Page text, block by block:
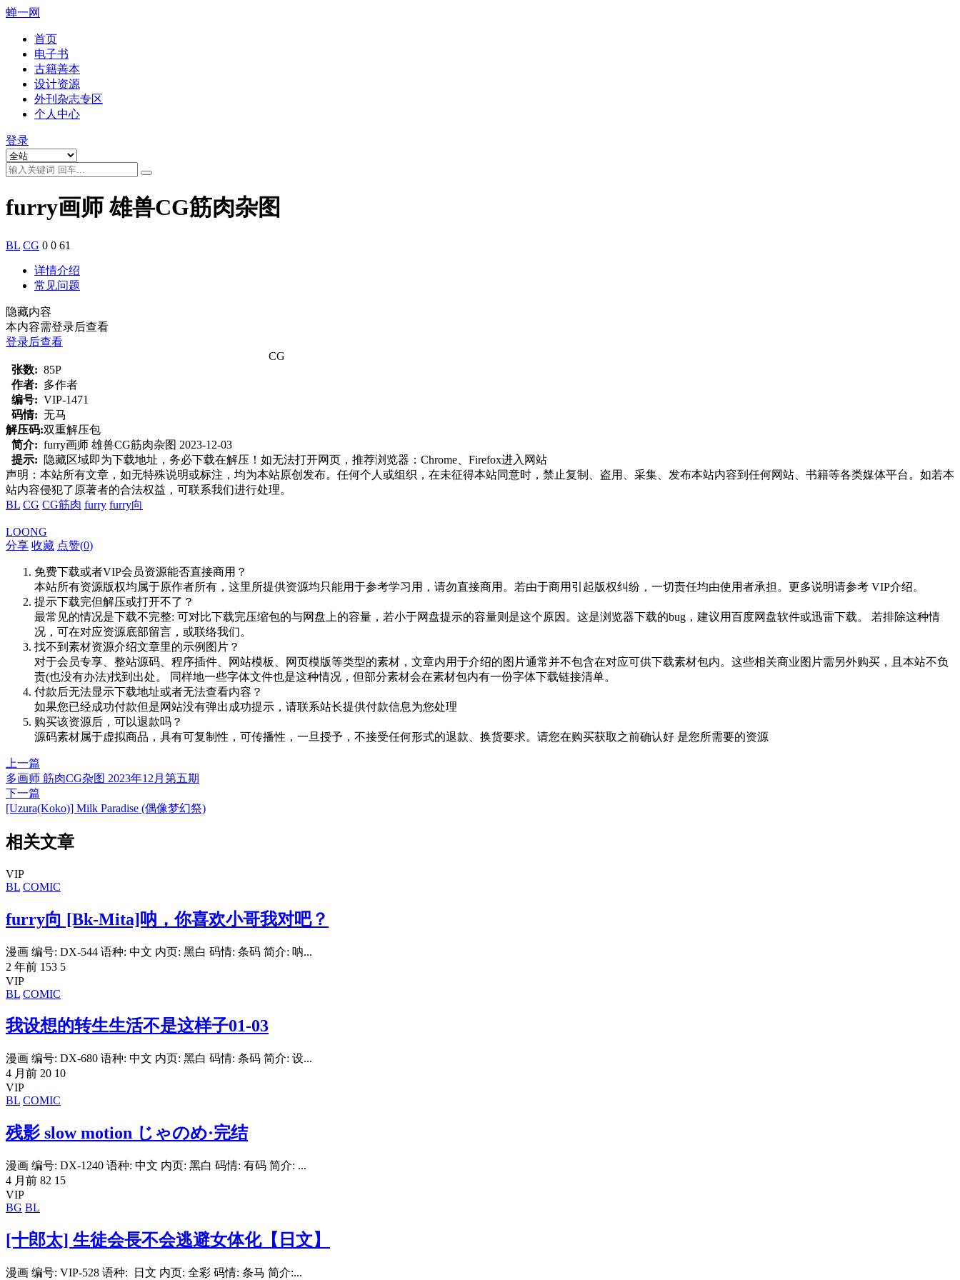
蝉一网
首页
电子书
古籍善本
设计资源
外刊杂志专区
个人中心
登录
furry画师 雄兽CG筋肉杂图
BL CG 0 0 61
详情介绍
常见问题
隐藏内容
本内容需登录后查看
登录后查看
CG
张数: 85P
作者: 多作者
编号: VIP-1471
码情: 无马
解压码:双重解压包
简介: furry画师 雄兽CG筋肉杂图 2023-12-03
提示:
隐藏区域即为下载地址，务必下载在解压！如无法打开网页，推荐浏览器：Chrome、Firefox进入网站
声明：本站所有文章，如无特殊说明或标注，均为本站原创发布。任何个人或组织，在未征得本站同意时，禁止复制、盗用、采集、发布本站内容到任何网站、书籍等各类媒体平台。如若本
站内容侵犯了原著者的合法权益，可联系我们进行处理。
BL CG CG筋肉 furry furry向
LOONG
分享 收藏 点赞(0)
免费下载或者VIP会员资源能否直接商用？
本站所有资源版权均属于原作者所有，这里所提供资源均只能用于参考学习用，请勿直接商用。若由于商用引起版权纠纷，一切责任均由使用者承担。更多说明请参考 VIP介绍。
提示下载完但解压或打开不了？
最常见的情况是下载不完整: 可对比下载完压缩包的与网盘上的容量，若小于网盘提示的容量则是这个原因。这是浏览器下载的bug，建议用百度网盘软件或迅雷下载。 若排除这种情
况，可在对应资源底部留言，或联络我们。
找不到素材资源介绍文章里的示例图片？
对于会员专享、整站源码、程序插件、网站模板、网页模版等类型的素材，文章内用于介绍的图片通常并不包含在对应可供下载素材包内。这些相关商业图片需另外购买，且本站不负
责(也没有办法)找到出处。 同样地一些字体文件也是这种情况，但部分素材会在素材包内有一份字体下载链接清单。
付款后无法显示下载地址或者无法查看内容？
如果您已经成功付款但是网站没有弹出成功提示，请联系站长提供付款信息为您处理
购买该资源后，可以退款吗？
源码素材属于虚拟商品，具有可复制性，可传播性，一旦授予，不接受任何形式的退款、换货要求。请您在购买获取之前确认好 是您所需要的资源
上一篇
多画师 筋肉CG杂图 2023年12月第五期
下一篇
[Uzura(Koko)] Milk Paradise (偶像梦幻祭)
相关文章
VIP
BL COMIC
furry向 [Bk-Mita]呐，你喜欢小哥我对吧？
漫画 编号: DX-544 语种: 中文 内页: 黑白 码情: 条码 简介: 呐...
2 年前 153 5
VIP
BL COMIC
我设想的转生生活不是这样子01-03
漫画 编号: DX-680 语种: 中文 内页: 黑白 码情: 条码 简介: 设...
4 月前 20 10
VIP
BL COMIC
残影 slow motion じゃのめ·完结
漫画 编号: DX-1240 语种: 中文 内页: 黑白 码情: 有码 简介: ...
4 月前 82 15
VIP
BG BL
[十郎太] 生徒会長不会逃避女体化【日文】
漫画 编号: VIP-528 语种: 日文 内页: 全彩 码情: 条马 简介:...